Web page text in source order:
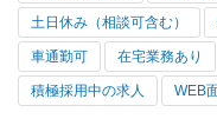
土日休み（相談可含む）
車通勤可 在宅業務あり
積極採用中の求人 WEB